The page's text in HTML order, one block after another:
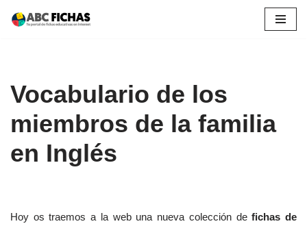
Vocabulario de los
miembros de la familia
en Inglés
Hoy os traemos a la web una nueva colección defichas de